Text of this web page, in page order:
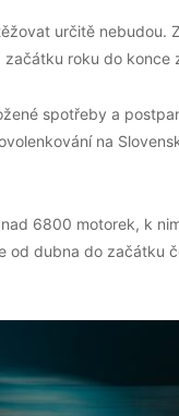
určitě nebudou.
roku do
spotřeby a
na
6800 motorek, k
od dubna do začátku